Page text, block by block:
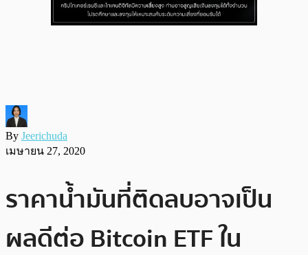
By Jeerichuda
เมษายน 27, 2020
ราคาน้ำมันที่ติดลบอาจเป็น
ผลดีต่อ Bitcoin ETF ใน